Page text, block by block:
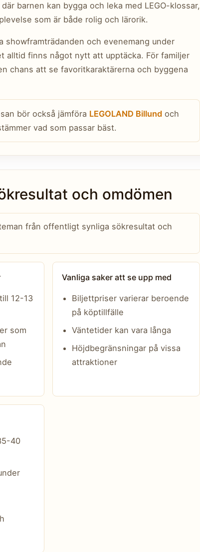
barnen kan bygga och leka med LEGO-klossar,
som är både rolig och lärorik.
showframträdanden och evenemang under
alltid finns något nytt att upptäcka. För familjer
chans att se favoritkaraktärerna och byggena
bör också jämföra LEGOLAND Billund och
vad som passar bäst.
och omdömen
från offentligt synliga sökresultat och
12-13
som
Vanliga saker att se upp med
Biljettpriser varierar beroende
på köptillfälle
Väntetider kan vara långa
Höjdbegränsningar på vissa
attraktioner
40